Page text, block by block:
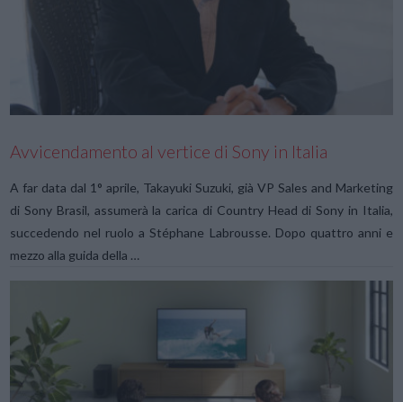
Avvicendamento al vertice di Sony in Italia
A far data dal 1° aprile, Takayuki Suzuki, già VP Sales and Marketing
di Sony Brasil, assumerà la carica di Country Head di Sony in Italia,
succedendo nel ruolo a Stéphane Labrousse. Dopo quattro anni e
mezzo alla guida della …